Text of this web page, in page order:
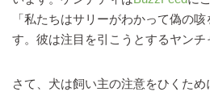
「私たちはサリーがわかって偽の
す。彼は注目を引こうとするヤンチ
さて、犬は飼い主の注意をひくため